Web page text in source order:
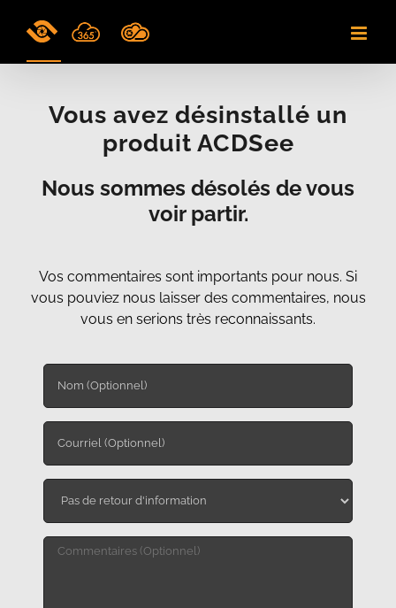
Vous avez désinstallé un
produit ACDSee
Nous sommes désolés de vous
voir partir.
Vos commentaires sont importants pour nous. Si
vous pouviez nous laisser des commentaires, nous
vous en serions très reconnaissants.